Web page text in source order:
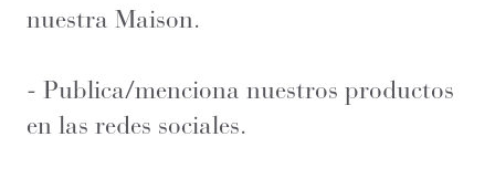
nuestra Maison.
- Publica/menciona nuestros productos
en las redes sociales.